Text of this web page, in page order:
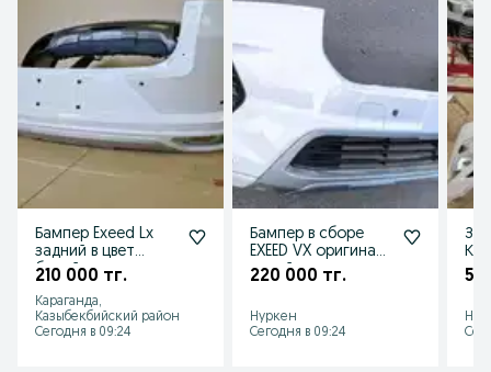
Бампер Exeed Lx
задний в цвет
белый чемчуг с
наличии новый
210 000 тг.
Караганда,
Казыбекбийский район
Сегодня в 09:24
Бампер в сборе
EXEED VX оригинал
новый
220 000 тг.
Нуркен
Сегодня в 09:24
50